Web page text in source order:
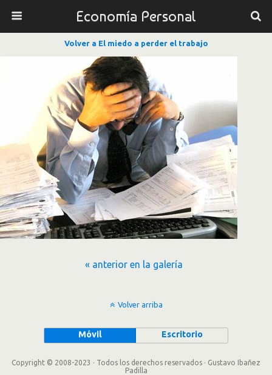
Economía Personal
Volver a El miedo a perder el trabajo
« anterior en la galería
Volver arriba
Móvil Escritorio
Copyright © 2008-2023 · Todos los derechos reservados · Gustavo Ibañez
Padilla